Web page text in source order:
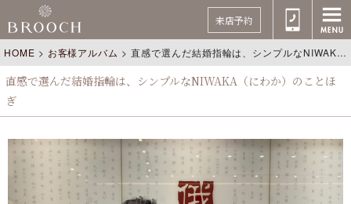
来店予約
HOME > お客様アルバム >直感で選んだ結婚指輪は、シンプルなNIWAKA（にわか）のことほぎ
直感で選んだ結婚指輪は、シンプルなNIWAKA（にわか）のことほ
ぎ